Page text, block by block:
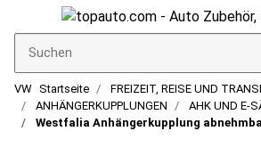
VW Startseite
FREIZEIT, REISE UND
ANHÄNGERKUPPLUNGEN
AHK UND E-
Westfalia Anhängerkupplung